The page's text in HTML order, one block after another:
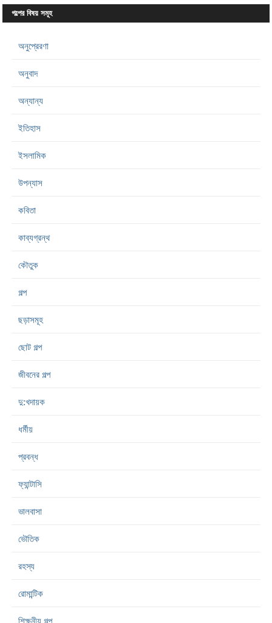
গল্পের বিষয় সমূহ
অনুপ্রেরণা
অনুবাদ
অন্যান্য
ইতিহাস
ইসলামিক
উপন্যাস
কবিতা
কাব্যগ্রন্থ
কৌতুক
গল্প
ছড়াসমূহ
ছোট গল্প
জীবনের গল্প
দু:খদায়ক
ধর্মীয়
প্রবন্ধ
ফ্যান্টাসি
ভালবাসা
ভৌতিক
রহস্য
রোমান্টিক
শিক্ষনীয় গল্প